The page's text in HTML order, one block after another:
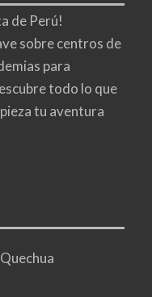
de Perú!
sobre centros de
para
todo lo que
tu aventura